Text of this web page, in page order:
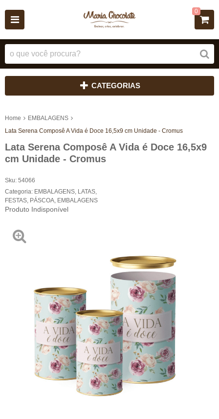
0
CATEGORIAS
Home
EMBALAGENS
Lata Serena Composê A Vida é Doce 16,5x9 cm Unidade - Cromus
Lata Serena Composê A Vida é Doce 16,5x9
cm Unidade - Cromus
Sku: 54066
Categoria: EMBALAGENS LATAS
FESTAS PÁSCOA EMBALAGENS
Produto Indisponível